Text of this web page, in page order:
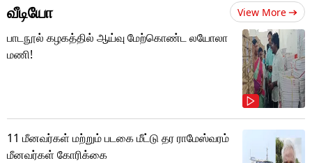
வீடியோ View More
பாடநூல் கழகத்தில் ஆய்வு மேற்கொண்ட லயோலா
மணி!
11 மீனவர்கள் மற்றும் படகை மீட்டு தர ராமேஸ்வரம்
மீனவர்கள் கோரிக்கை